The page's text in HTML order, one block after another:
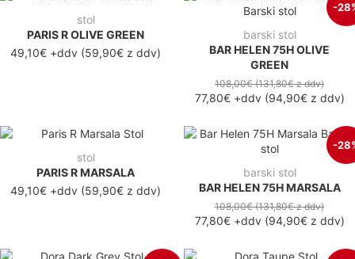
stol
PARIS R OLIVE GREEN
49,10€ +ddv (59,90€ z ddv)
-
barski stol
BAR HELEN 75H OLIVE
GREEN
108,00€(131,80€z ddv)
77,80€+ddv(94,90€z ddv)
stol
PARIS R MARSALA
49,10€ +ddv (59,90€ z ddv)
-
barski stol
BAR HELEN 75H MARSALA
108,00€(131,80€z ddv)
77,80€+ddv(94,90€z ddv)